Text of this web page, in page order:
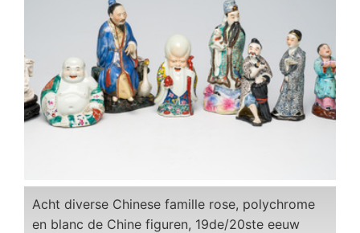
Acht diverse Chinese famille rose, polychrome
en blanc de Chine figuren, 19de/20ste eeuw